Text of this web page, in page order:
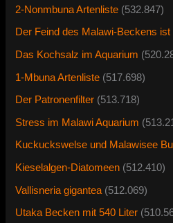
2-Nonmbuna Artenliste (532.847)
Der Feind des Malawi-Beckens ist
Das Kochsalz im Aquarium
1-Mbuna Artenliste (517.698)
Der Patronenfilter (513.718)
Stress im Malawi Aquarium
Kuckuckswelse und Malawisee
Kieselalgen-Diatomeen (512.410)
Vallisneria gigantea (512.069)
Utaka Becken mit 540 Liter